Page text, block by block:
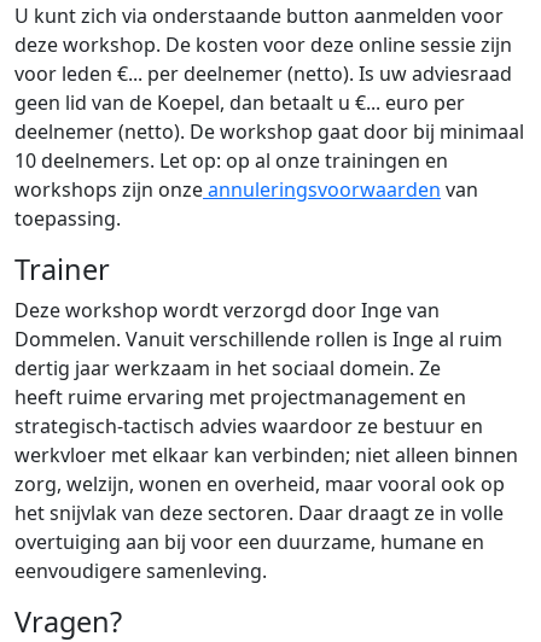
U kunt zich via onderstaande button aanmelden voor
deze workshop. De kosten voor deze online sessie zijn
voor leden €... per deelnemer (netto). Is uw adviesraad
geen lid van de Koepel, dan betaalt u €... euro per
deelnemer (netto). De workshop gaat door bij minimaal
10 deelnemers. Let op: op al onze trainingen en
workshops zijn onzeannuleringsvoorwaarden van
toepassing.
Trainer
Deze workshop wordt verzorgd door Inge van
Dommelen. Vanuit verschillende rollen is Inge al ruim
dertig jaar werkzaam in het sociaal domein. Ze
heeft ruime ervaring met projectmanagement en
strategisch-tactisch advies waardoor ze bestuur en
werkvloer met elkaar kan verbinden; niet alleen binnen
zorg, welzijn, wonen en overheid, maar vooral ook op
het snijvlak van deze sectoren. Daar draagt ze in volle
overtuiging aan bij voor een duurzame, humane en
eenvoudigere samenleving.
Vragen?